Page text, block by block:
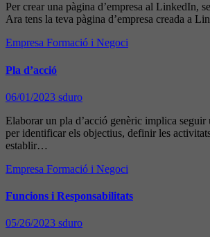
Per crear una pàgina d’empresa al LinkedIn,
Ara tens la teva pàgina d’empresa creada a
Empresa Formació i Negoci
Pla d’acció
06/01/2023 sduro
Elaborar un pla d’acció genèric implica seguir
per identificar els objectius, definir les
establir…
Empresa Formació i Negoci
Funcions i Responsabilitats
05/26/2023 sduro